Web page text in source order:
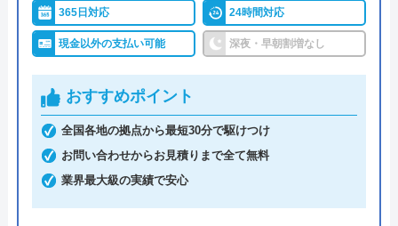
対応エリア
対応エリア詳
細
名古屋市のトイレ詰まり・水漏れ修理
は町の水道屋イースマイル｜水道局指
定店
イースマイルのクチコミ on
ハウスラボホームは全国各地に拠点を構えている水
道修理業者です。トイレ、キッチン、浴室などの水
まわりトラブル全般に対応しており、作業料金が
6,600円からとお手頃価格で提供をしています。
万が一、水まわりに問題が発生した場合は、最短20
分でお客様の元にスタッフが駆けつけます。出張見
積もりキャンセルは0円、深夜早朝でも割増料金は
一切ありません。業務や知識の習得のために厳しい
365日対応 24時間対応
現金以外の支払い可能 深夜・早朝割増なし
おすすめポイント
全国各地の拠点から最短30分で駆けつけ
お問い合わせからお見積りまで全て無料
業界最大級の実績で安心